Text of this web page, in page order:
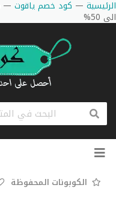
الرئيسية — كود خصم ياقوت —
الى 50%
تخطي
الكوبونات المحفوظة